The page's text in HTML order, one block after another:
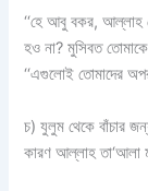
‘‘হে আবু বকর, আল্লাহ
হও না? মুসিবত
‘‘এগুলোই তোমাদের
চ) যুলুম থেকে বাঁচার
কারণ আল্লাহ তা‘আলা